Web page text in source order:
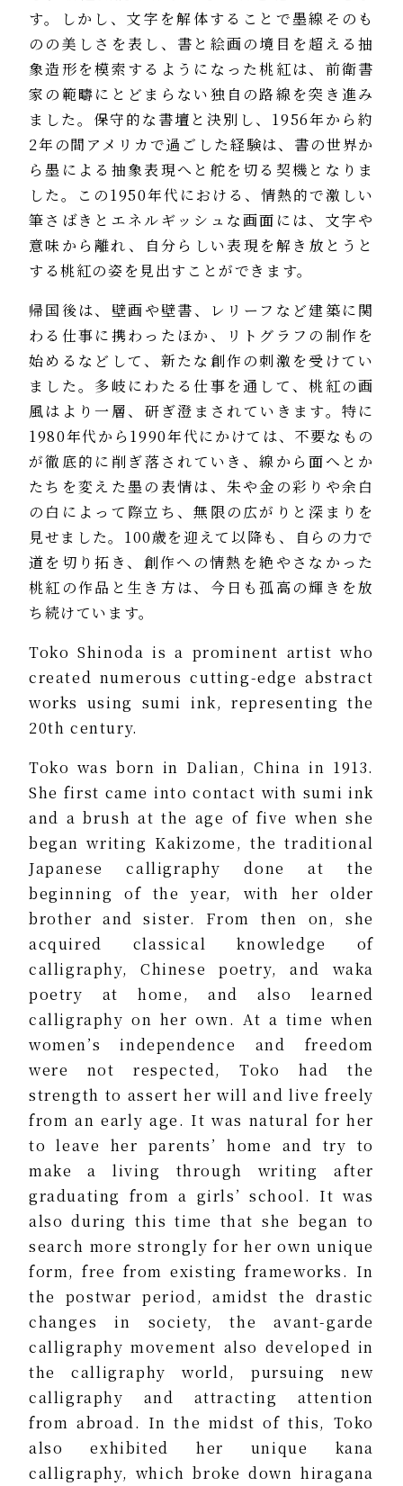
す。しかし、文字を解体することで墨線そのも
のの美しさを表し、書と絵画の境目を超える抽
象造形を模索するようになった桃紅は、前衛書
家の範疇にとどまらない独自の路線を突き進み
ました。保守的な書壇と決別し、1956年から約
2年の間アメリカで過ごした経験は、書の世界か
ら墨による抽象表現へと舵を切る契機となりま
した。この1950年代における、情熱的で激しい
筆さばきとエネルギッシュな画面には、文字や
意味から離れ、自分らしい表現を解き放とうと
する桃紅の姿を見出すことができます。
帰国後は、壁画や壁書、レリーフなど建築に関
わる仕事に携わったほか、リトグラフの制作を
始めるなどして、新たな創作の刺激を受けてい
ました。多岐にわたる仕事を通して、桃紅の画
風はより一層、研ぎ澄まされていきます。特に
1980年代から1990年代にかけては、不要なもの
が徹底的に削ぎ落されていき、線から面へとか
たちを変えた墨の表情は、朱や金の彩りや余白
の白によって際立ち、無限の広がりと深まりを
見せました。100歳を迎えて以降も、自らの力で
道を切り拓き、創作への情熱を絶やさなかった
桃紅の作品と生き方は、今日も孤高の輝きを放
ち続けています。
Toko Shinoda is a prominent artist who
created numerous cutting-edge abstract
works using sumi ink, representing the
20th century.
Toko was born in Dalian, China in 1913.
She first came into contact with sumi ink
and a brush at the age of five when she
began writing Kakizome, the traditional
Japanese calligraphy done at the
beginning of the year, with her older
brother and sister. From then on, she
acquired classical knowledge of
calligraphy, Chinese poetry, and waka
poetry at home, and also learned
calligraphy on her own. At a time when
women’s independence and freedom
were not respected, Toko had the
strength to assert her will and live freely
from an early age. It was natural for her
to leave her parents’ home and try to
make a living through writing after
graduating from a girls’ school. It was
also during this time that she began to
search more strongly for her own unique
form, free from existing frameworks. In
the postwar period, amidst the drastic
changes in society, the avant-garde
calligraphy movement also developed in
the calligraphy world, pursuing new
calligraphy and attracting attention
from abroad. In the midst of this, Toko
also exhibited her unique kana
calligraphy, which broke down hiragana